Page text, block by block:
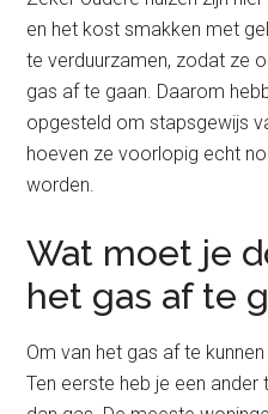
en het kost smakken met
te verduurzamen, zodat ze
gas af te gaan. Daarom
opgesteld om stapsgewijs
hoeven ze voorlopig echt
worden.
Wat moet je
het gas af te
Om van het gas af te
Ten eerste heb je een